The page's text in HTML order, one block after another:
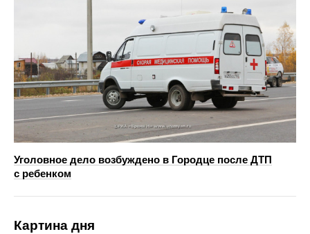
Уголовное дело возбуждено в Городце после ДТП
с ребенком
Картина дня